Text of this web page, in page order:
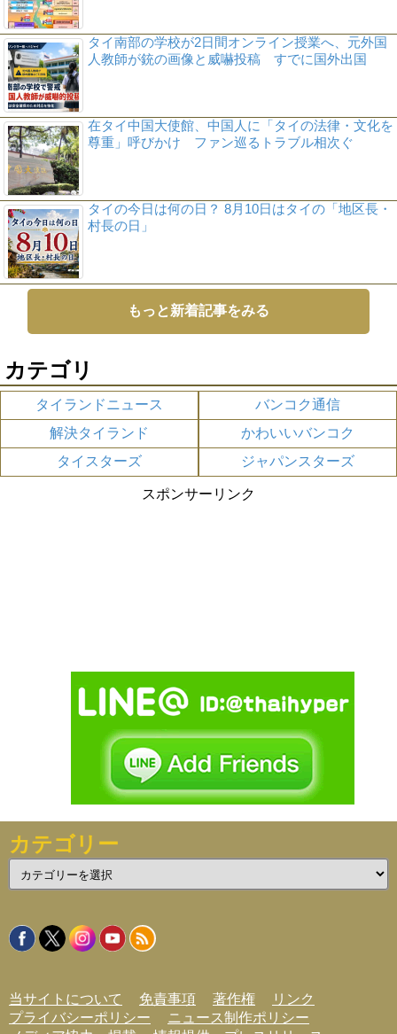
タイ南部の学校が2日間オンライン授業へ、元外国
人教師が銃の画像と威嚇投稿 すでに国外出国
在タイ中国大使館、中国人に「タイの法律・文化を
尊重」呼びかけ ファン巡るトラブル相次ぐ
タイの今日は何の日？ 8月10日はタイの「地区長・
村長の日」
もっと新着記事をみる
カテゴリ
タイランドニュース
バンコク通信
解決タイランド
かわいいバンコク
タイスターズ
ジャパンスターズ
スポンサーリンク
カテゴリー
テ
リ
ー
当サイトについて 免責事項 著作権
リンク
プライバシーポリシー
ニュース制作ポリシー